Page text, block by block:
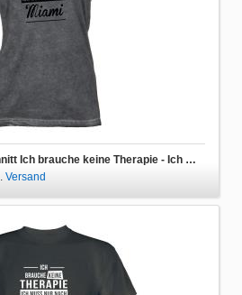
Damen T-Shirt V-Ausschnitt Ich brauche keine Therapie - Ich muss nur nach Miami
Versand